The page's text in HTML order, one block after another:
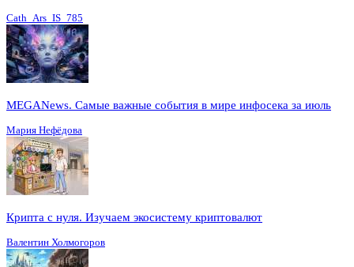
Cath_Ars_IS_785
MEGANews. Cамые важные события в мире инфосека за июль
Мария Нефёдова
Крипта с нуля. Изучаем экосистему криптовалют
Валентин Холмогоров